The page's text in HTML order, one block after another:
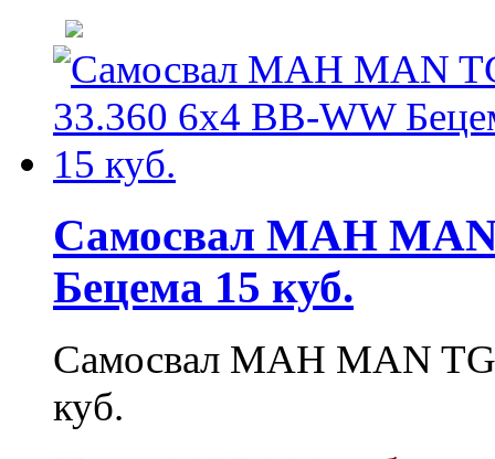
Самосвал МАН MAN
Бецема 15 куб.
Самосвал МАН MAN
куб.